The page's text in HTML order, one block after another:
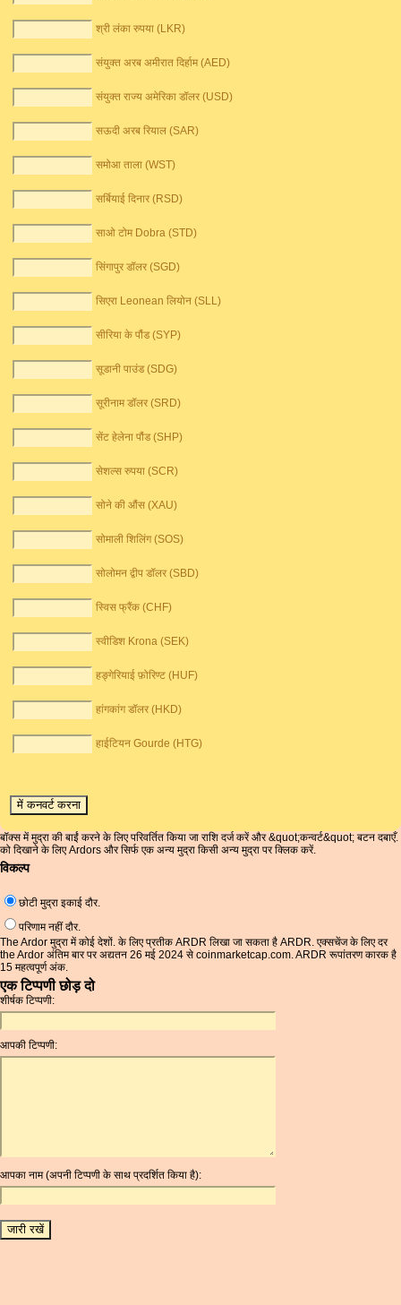
श्री लंका रुपया (LKR)
संयुक्त अरब अमीरात दिर्हाम (AED)
संयुक्त राज्य अमेरिका डॉलर (USD)
सऊदी अरब रियाल (SAR)
समोआ ताला (WST)
सर्बियाई दिनार (RSD)
साओ टोम Dobra (STD)
सिंगापुर डॉलर (SGD)
सिएरा Leonean लियोन (SLL)
सीरिया के पौंड (SYP)
सूडानी पाउंड (SDG)
सूरीनाम डॉलर (SRD)
सेंट हेलेना पौंड (SHP)
सेशल्स रुपया (SCR)
सोने की औंस (XAU)
सोमाली शिलिंग (SOS)
सोलोमन द्वीप डॉलर (SBD)
स्विस फ्रैंक (CHF)
स्वीडिश Krona (SEK)
हङ्गेरियाई फ़ोरिण्ट (HUF)
हांगकांग डॉलर (HKD)
हाईटियन Gourde (HTG)
बॉक्स में मुद्रा की बाईं करने के लिए परिवर्तित किया जा राशि दर्ज करें और &quot;कन्वर्ट&quot; बटन दबाएँ.
को दिखाने के लिए Ardors और सिर्फ एक अन्य मुद्रा किसी अन्य मुद्रा पर क्लिक करें.
विकल्प
छोटी मुद्रा इकाई दौर.
परिणाम नहीं दौर.
The Ardor मुद्रा में कोई देशों. के लिए प्रतीक ARDR लिखा जा सकता है ARDR. एक्सचेंज के लिए दर
the Ardor अंतिम बार पर अद्यतन 26 मई 2024 से coinmarketcap.com. ARDR रूपांतरण कारक है
15 महत्वपूर्ण अंक.
एक टिप्पणी छोड़ दो
शीर्षक टिप्पणी:
आपकी टिप्पणी:
आपका नाम (अपनी टिप्पणी के साथ प्रदर्शित किया है):